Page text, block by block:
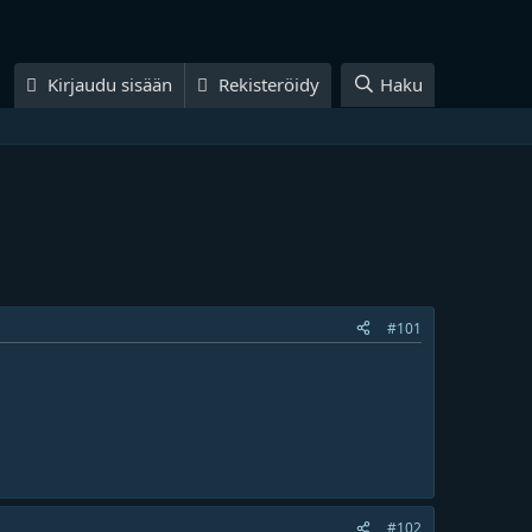
Kirjaudu sisään Rekisteröidy Haku
#101
#102